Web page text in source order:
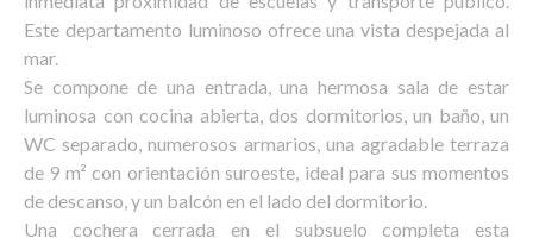
Este departamento luminoso ofrece una vista despejada al
mar.
Se compone de una entrada, una hermosa sala de estar
luminosa con cocina abierta, dos dormitorios, un baño, un
WC separado, numerosos armarios, una agradable terraza
de 9 m² con orientación suroeste, ideal para sus momentos
de descanso, y un balcón en el lado del dormitorio.
Una cochera cerrada en el subsuelo completa esta